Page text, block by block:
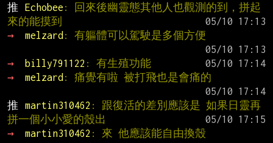
推
Echobee : 回來後幽靈態其他人也觀測的到，拼起
來的能摸到
→
melzard : 有軀體可以駕駛是多個方便
→
billy791122 : 有生殖功能
→
melzard : 痛覺有啦 被打飛也是會痛的
推
martin310462 : 跟復活的差別應該是 如果日靈再
拼一個小小愛的殼出
→
martin310462 : 來 他應該能自由換殼